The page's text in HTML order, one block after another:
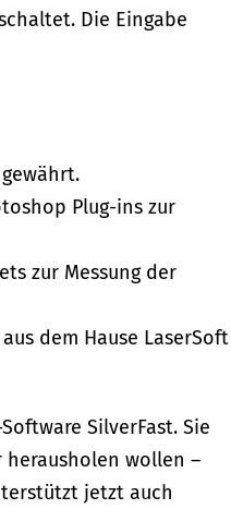
Die Eingabe
Plug-ins zur
zur Messung der
dem Hause LaserSoft
SilverFast. Sie
herausholen wollen –
jetzt auch